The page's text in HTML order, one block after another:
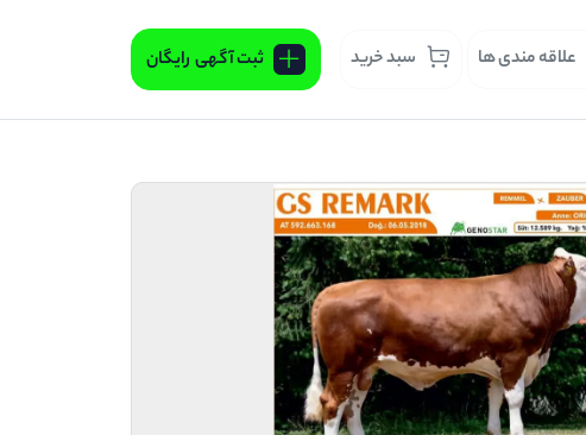
علاقه مندی ها سبد خرید ثبت آگهی رایگان